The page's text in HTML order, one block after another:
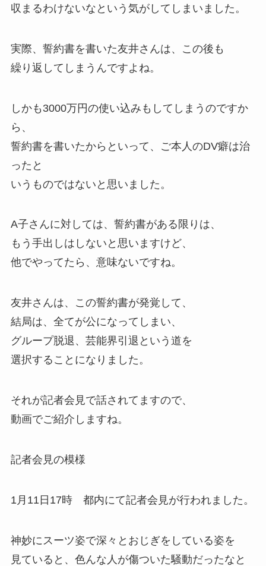
収まるわけないなという気がしてしまいました。
実際、誓約書を書いた友井さんは、この後も
繰り返してしまうんですよね。
しかも3000万円の使い込みもしてしまうのですか
ら、
誓約書を書いたからといって、ご本人のDV癖は治
ったと
いうものではないと思いました。
A子さんに対しては、誓約書がある限りは、
もう手出しはしないと思いますけど、
他でやってたら、意味ないですね。
友井さんは、この誓約書が発覚して、
結局は、全てが公になってしまい、
グループ脱退、芸能界引退という道を
選択することになりました。
それが記者会見で話されてますので、
動画でご紹介しますね。
記者会見の模様
1月11日17時 都内にて記者会見が行われました。
神妙にスーツ姿で深々とおじぎをしている姿を
見ていると、色んな人が傷ついた騒動だったなと